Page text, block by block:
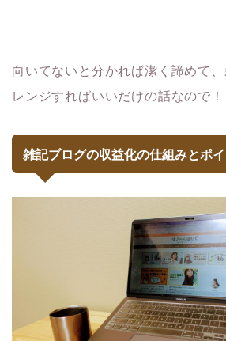
向いてないと分かれば潔く諦めて
レンジすればいいだけの話なので！
雑記ブログの収益化の仕組みとポイ